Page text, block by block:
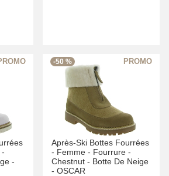
-
-50 %
Après-Ski Bottes Fourrées
- Femme - Fourrure -
Chestnut - Botte De Neige
- OSCAR